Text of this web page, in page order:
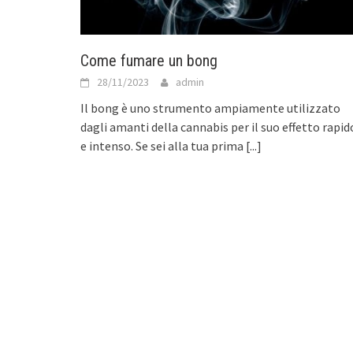
Come fumare un bong
28/11/2023 admin
Il bong è uno strumento ampiamente utilizzato
dagli amanti della cannabis per il suo effetto
e intenso. Se sei alla tua prima [...]